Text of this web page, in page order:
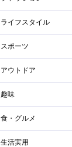
ライフスタイル
スポーツ
アウトドア
趣味
食・グルメ
生活実用